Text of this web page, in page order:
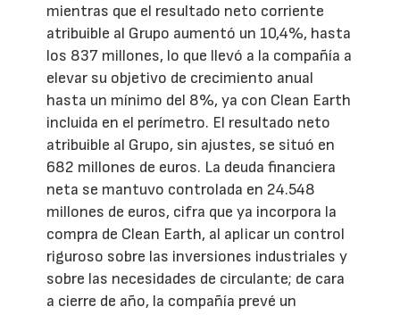
mientras que el resultado neto corriente
atribuible al Grupo aumentó un 10,4%, hasta
los 837 millones, lo que llevó a la compañía a
elevar su objetivo de crecimiento anual
hasta un mínimo del 8%, ya con Clean Earth
incluida en el perímetro. El resultado neto
atribuible al Grupo, sin ajustes, se situó en
682 millones de euros. La deuda financiera
neta se mantuvo controlada en 24.548
millones de euros, cifra que ya incorpora la
compra de Clean Earth, al aplicar un control
riguroso sobre las inversiones industriales y
sobre las necesidades de circulante; de cara
a cierre de año, la compañía prevé un